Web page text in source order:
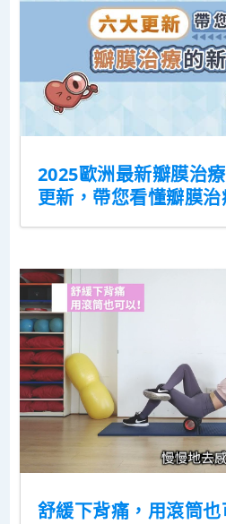
2025歐洲最新瓣膜治
更新，帶您看懂瓣膜
舒緩下背痛，用滾筒